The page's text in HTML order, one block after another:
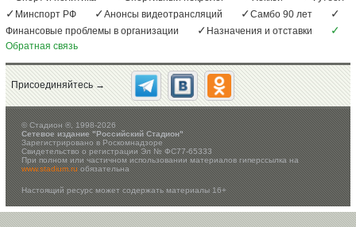
Минспорт РФ
Анонсы видеотрансляций
Самбо 90 лет
Финансовые проблемы в организации
Назначения и отставки
Обратная связь
Присоединяйтесь →
©Стадион ®, 1998-2026
Сетевое издание "Российский Стадион"
Зарегистрировано в Роскомнадзоре
Свидетельство о регистрации Эл № ФС77-65333
При полном или частичном использовании материалов гиперссылка на
www.stadium.ruобязательна
Настоящий ресурс может содержать материалы 16+